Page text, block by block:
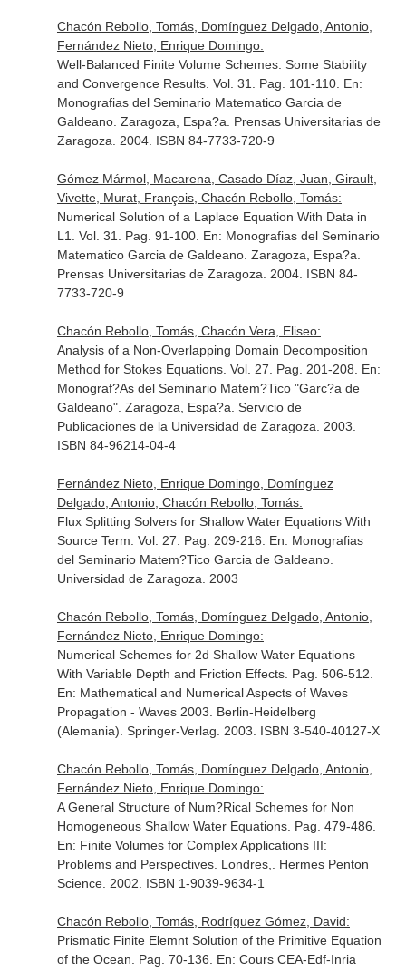
Chacón Rebollo, Tomás, Domínguez Delgado, Antonio,
Fernández Nieto, Enrique Domingo:
Well-Balanced Finite Volume Schemes: Some Stability
and Convergence Results. Vol. 31. Pag. 101-110. En:
Monografias del Seminario Matematico Garcia de
Galdeano. Zaragoza, Espa?a. Prensas Universitarias de
Zaragoza. 2004. ISBN 84-7733-720-9
Gómez Mármol, Macarena, Casado Díaz, Juan, Girault,
Vivette, Murat, François, Chacón Rebollo, Tomás:
Numerical Solution of a Laplace Equation With Data in
L1. Vol. 31. Pag. 91-100. En: Monografias del Seminario
Matematico Garcia de Galdeano. Zaragoza, Espa?a.
Prensas Universitarias de Zaragoza. 2004. ISBN 84-
7733-720-9
Chacón Rebollo, Tomás, Chacón Vera, Eliseo:
Analysis of a Non-Overlapping Domain Decomposition
Method for Stokes Equations. Vol. 27. Pag. 201-208. En:
Monograf?As del Seminario Matem?Tico "Garc?a de
Galdeano". Zaragoza, Espa?a. Servicio de
Publicaciones de la Universidad de Zaragoza. 2003.
ISBN 84-96214-04-4
Fernández Nieto, Enrique Domingo, Domínguez
Delgado, Antonio, Chacón Rebollo, Tomás:
Flux Splitting Solvers for Shallow Water Equations With
Source Term. Vol. 27. Pag. 209-216. En: Monografias
del Seminario Matem?Tico Garcia de Galdeano.
Universidad de Zaragoza. 2003
Chacón Rebollo, Tomás, Domínguez Delgado, Antonio,
Fernández Nieto, Enrique Domingo:
Numerical Schemes for 2d Shallow Water Equations
With Variable Depth and Friction Effects. Pag. 506-512.
En: Mathematical and Numerical Aspects of Waves
Propagation - Waves 2003 . Berlin-Heidelberg
(Alemania). Springer-Verlag. 2003. ISBN 3-540-40127-X
Chacón Rebollo, Tomás, Domínguez Delgado, Antonio,
Fernández Nieto, Enrique Domingo:
A General Structure of Num?Rical Schemes for Non
Homogeneous Shallow Water Equations. Pag. 479-486.
En: Finite Volumes for Complex Applications III:
Problems and Perspectives. Londres,. Hermes Penton
Science. 2002. ISBN 1-9039-9634-1
Chacón Rebollo, Tomás, Rodríguez Gómez, David:
Prismatic Finite Elemnt Solution of the Primitive Equation
of the Ocean. Pag. 70-136. En: Cours CEA-Edf-Inria